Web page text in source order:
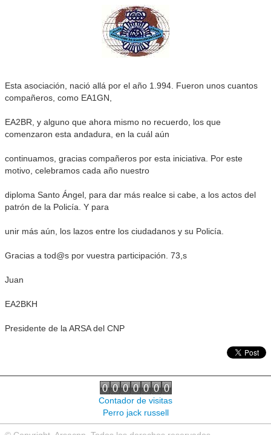
Esta asociación, nació allá por el año 1.994. Fueron unos cuantos
compañeros, como EA1GN,
EA2BR, y alguno que ahora mismo no recuerdo, los que
comenzaron esta andadura, en la cuál aún
continuamos, gracias compañeros por esta iniciativa. Por este
motivo, celebramos cada año nuestro
diploma Santo Ángel, para dar más realce si cabe, a los actos del
patrón de la Policía. Y para
unir más aún, los lazos entre los ciudadanos y su Policía.
Gracias a tod@s por vuestra participación. 73,s
Juan
EA2BKH
Presidente de la ARSA del CNP
Contador de visitas
Perro jack russell